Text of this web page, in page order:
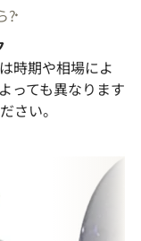
?
時期や相場によ
っても異なります
さい。